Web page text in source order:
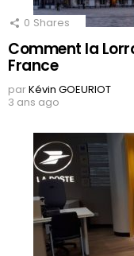
0 Shares
Comment la
France
parKévin GOEURIOT
3 ans ago